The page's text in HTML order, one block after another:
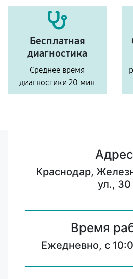
Бесплатная
диагностика
Среднее время
диагностики 20 мин
Адрес
Краснодар,
ул., 30
Время
Ежедневно, с